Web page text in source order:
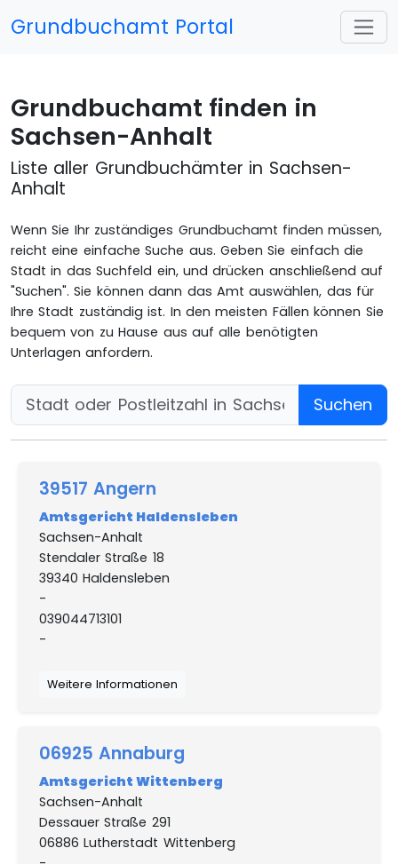
Grundbuchamt Portal
Grundbuchamt finden in
Sachsen-Anhalt
Liste aller Grundbuchämter in Sachsen-
Anhalt
Wenn Sie Ihr zuständiges Grundbuchamt finden müssen,
reicht eine einfache Suche aus. Geben Sie einfach die
Stadt in das Suchfeld ein, und drücken anschließend auf
"Suchen". Sie können dann das Amt auswählen, das für
Ihre Stadt zuständig ist. In den meisten Fällen können Sie
bequem von zu Hause aus auf alle benötigten
Unterlagen anfordern.
Suchen
39517 Angern
Amtsgericht Haldensleben
Sachsen-Anhalt
Stendaler Straße 18
39340 Haldensleben
-
039044713101
-
Weitere Informationen
06925 Annaburg
Amtsgericht Wittenberg
Sachsen-Anhalt
Dessauer Straße 291
06886 Lutherstadt Wittenberg